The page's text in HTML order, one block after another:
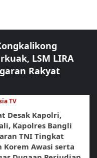
LSM LIRA
Rakyat
TV
Desak Kapolri,
Kapolres Bangli
TNI Tingkat
Korem Awasi serta